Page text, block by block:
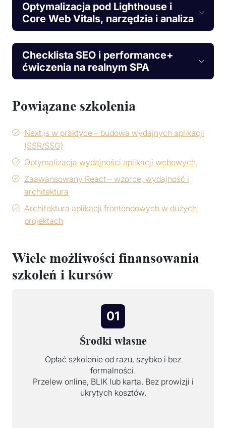
Optymalizacja pod Lighthouse i
Core Web Vitals, narzędzia i analiza
Checklista SEO i performance+
ćwiczenia na realnym SPA
Powiązane szkolenia
Next.js w praktyce – budowa wydajnych aplikacji
(SSR/SSG)
Optymalizacja wydajności aplikacji webowych
Zaawansowany React – wzorce, wydajność i
architektura
Architektura aplikacji frontendowych w dużych
projektach
Wiele możliwości finansowania
szkoleń i kursów
01
Środki własne
Opłać szkolenie od razu, szybko i bez
formalności.
Przelew online, BLIK lub karta. Bez prowizji i
ukrytych kosztów.